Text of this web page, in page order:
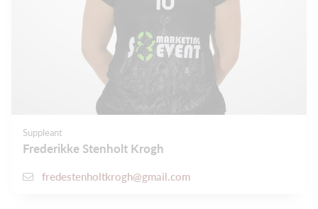
Suppleant
Frederikke Stenholt Krogh
fredestenholtkrogh@gmail.com